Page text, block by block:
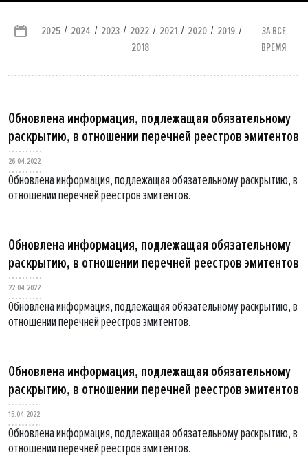
2025 / 2024 / 2023 / 2022 / 2021 / 2020 / 2019 /
2018
ЗА ВСЕ
ВРЕМЯ
Обновлена информация, подлежащая обязательному
раскрытию, в отношении перечней реестров эмитентов
26.04.2022
Обновлена информация, подлежащая обязательному раскрытию, в
отношении перечней реестров эмитентов.
Обновлена информация, подлежащая обязательному
раскрытию, в отношении перечней реестров эмитентов
22.04.2022
Обновлена информация, подлежащая обязательному раскрытию, в
отношении перечней реестров эмитентов.
Обновлена информация, подлежащая обязательному
раскрытию, в отношении перечней реестров эмитентов
15.04.2022
Обновлена информация, подлежащая обязательному раскрытию, в
отношении перечней реестров эмитентов.